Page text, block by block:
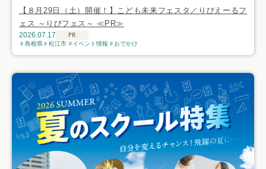
【８月29日（土）開催！】こども未来フェスタ／りびえーるフ
ェス ～りびフェス～ ≪PR≫
2026.07.17
PR
島根県
松江市 イベント情報 おでかけ